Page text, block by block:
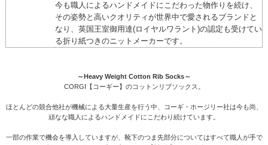
今も職人によるハンドメイドにこだわった物作りを続け、
その姿勢と高いクオリティが世界中で愛されるブランドと
なり、英国王室御用達(ロイヤルワラント)の認定も受けてい
る折り紙つきのニットメーカーです。
～Heavy Weight Cotton Rib Socks～
CORGI【コーギー】のコットンリブソックス。
ほとんどの競合他社が機械による大量生産を行う中、コーギ・ホージリー社は今も尚、
頑なな職人によるハンドメイドにこだわり続けています。
一部の作業で機会を導入していますが、靴下のつま先部分についてはすべて職人が手で